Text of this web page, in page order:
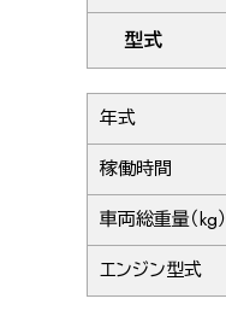
型式
年式
稼働時間
車両総重量（kg）
エンジン型式